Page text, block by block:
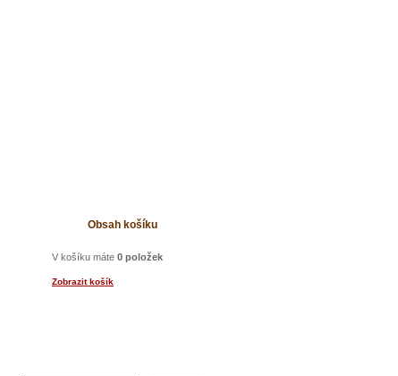
Obsah košíku
V košíku máte 0 položek
Zobrazit košík